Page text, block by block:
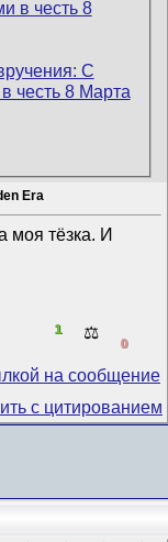
Era
моя тёзка. И
1 ⚖️
0